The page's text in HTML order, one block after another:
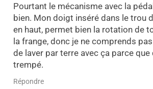
Pourtant le mécanisme avec la
bien. Mon doigt inséré dans le trou
en haut, permet bien la rotation de
la frange, donc je ne comprends
de laver par terre avec ça parce que
trempé.
Répondre